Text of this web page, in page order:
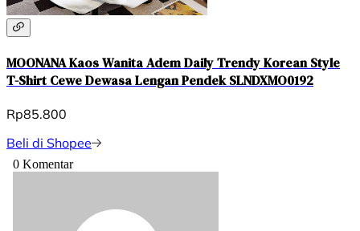
MOONANA Kaos Wanita Adem Daily Trendy Korean Style
T-Shirt Cewe Dewasa Lengan Pendek SLNDXMO0192
Rp85.800
Beli di Shopee